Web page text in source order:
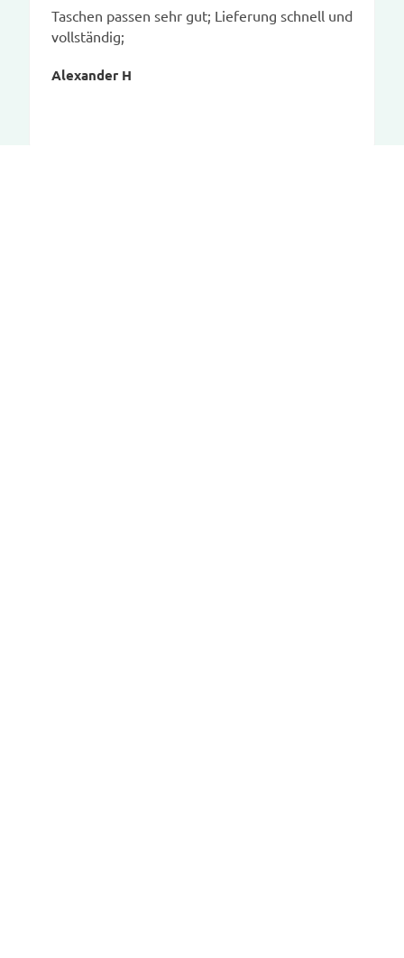
Taschen passen sehr gut; Lieferung schnell und
vollständig;
Alexander H